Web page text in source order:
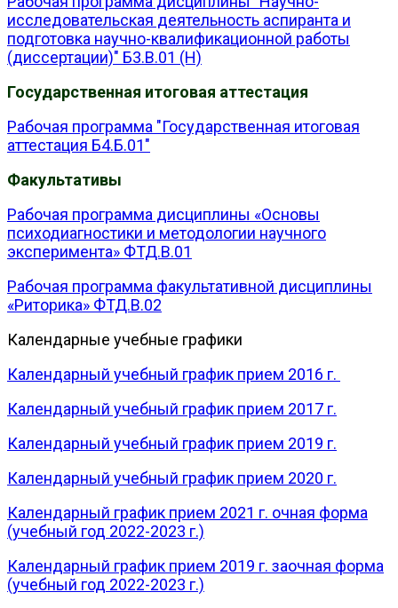
исследовательская деятельность аспиранта и
подготовка научно-квалификационной работы
(диссертации)" Б3.В.01 (Н)
Государственная итоговая аттестация
Рабочая программа "Государственная итоговая
аттестация Б4.Б.01"
Факультативы
Рабочая программа дисциплины «Основы
психодиагностики и методологии научного
эксперимента» ФТД.В.01
Рабочая программа факультативной дисциплины
«Риторика» ФТД.В.02
Календарные учебные графики
Календарный учебный график прием 2016 г.
Календарный учебный график прием 2017 г.
Календарный учебный график прием 2019 г.
Календарный учебный график прием 2020 г.
Календарный график прием 2021 г. очная форма
(учебный год 2022-2023 г.)
Календарный график прием 2019 г. заочная форма
(учебный год 2022-2023 г.)